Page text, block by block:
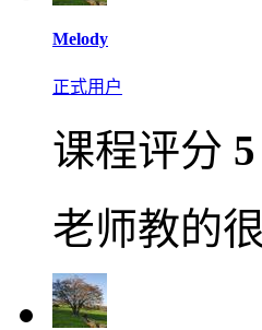
Melody
正式用户
课程评分 5
老师教的